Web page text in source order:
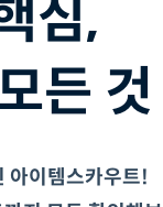
심,
아이템스카우트!